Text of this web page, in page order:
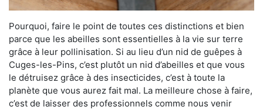
Pourquoi, faire le point de toutes ces distinctions et bien
parce que les abeilles sont essentielles à la vie sur terre
grâce à leur pollinisation. Si au lieu d’un nid de guêpes à
Cuges-les-Pins, c’est plutôt un nid d’abeilles et que vous
le détruisez grâce à des insecticides, c’est à toute la
planète que vous aurez fait mal. La meilleure chose à faire,
c’est de laisser des professionnels comme nous venir